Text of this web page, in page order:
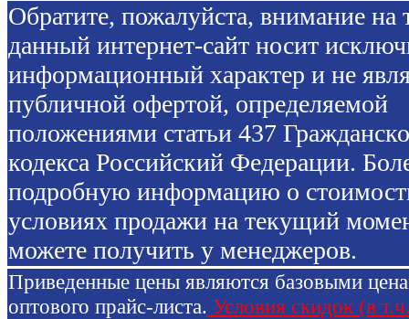
Обратите, пожалуйста, внимание на
данный интернет-сайт носит
информационный характер и не
публичной офертой, определяемой
положениями статьи 437
кодекса Российский Федерации.
подробную информацию о
условиях продажи на текущий
можете получить у менеджеров.
Приведенные цены являются базовыми
оптового прайс-листа. Условия скидок (в